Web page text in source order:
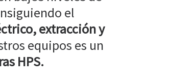
el
extracción y
equipos es un
HPS.